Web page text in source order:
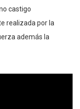
castigo
realizada por la
además la